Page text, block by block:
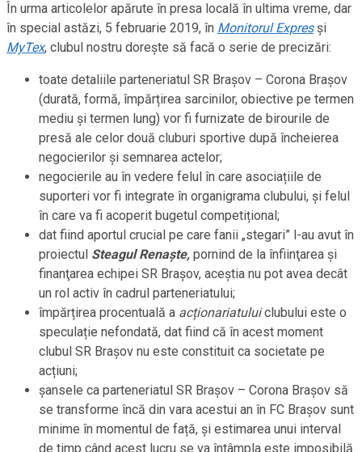
În urma articolelor apărute în presa locală în ultima vreme, dar
în special astăzi, 5 februarie 2019, în Monitorul Expresși
MyTex, clubul nostru dorește să facă o serie de precizări:
toate detaliile parteneriatul SR Brașov – Corona Brașov
(durată, formă, împărțirea sarcinilor, obiective pe termen
mediu și termen lung) vor fi furnizate de birourile de
presă ale celor două cluburi sportive după încheierea
negocierilor și semnarea actelor;
negocierile au în vedere felul în care asociațiile de
suporteri vor fi integrate în organigrama clubului, și felul
în care va fi acoperit bugetul competițional;
dat fiind aportul crucial pe care fanii „stegari” l-au avut în
proiectul Steagul Renaşte, pornind de la înfiinţarea şi
finanţarea echipei SR Braşov, aceştia nu pot avea decât
un rol activ în cadrul parteneriatului;
împărțirea procentuală a acționariatuluiclubului este o
speculație nefondată, dat fiind că în acest moment
clubul SR Brașov nu este constituit ca societate pe
acțiuni;
șansele ca parteneriatul SR Brașov – Corona Brașov să
se transforme încă din vara acestui an în FC Brașov sunt
minime în momentul de față, și estimarea unui interval
de timp când acest lucru se va întâmpla este imposibilă.